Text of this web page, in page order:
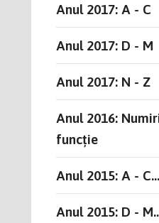
Anul 2017: A - C
Anul 2017: D - M
Anul 2017: N - Z
Anul 2016:
funcție
Anul 2015: A - C...
Anul 2015: D -